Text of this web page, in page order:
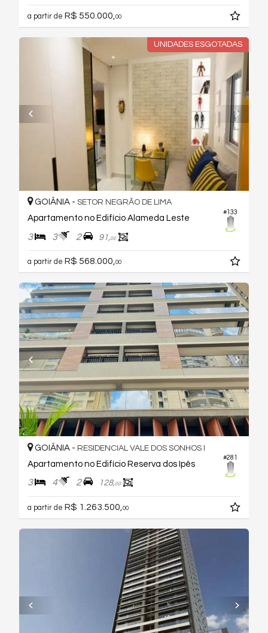
a partir de R$ 550.000, 00
UNIDADES ESGOTADAS
#133
GOIÂNIA - SETOR NEGRÃO DE LIMA
Apartamento no Edifício Alameda Leste
3 3 2 91,00
a partir de R$ 568.000,00
#281
GOIÂNIA - RESIDENCIAL VALE DOS SONHOS I
Apartamento no Edifício Reserva dos Ipês
3 4 2 128,00
a partir de R$ 1.263.500, 00